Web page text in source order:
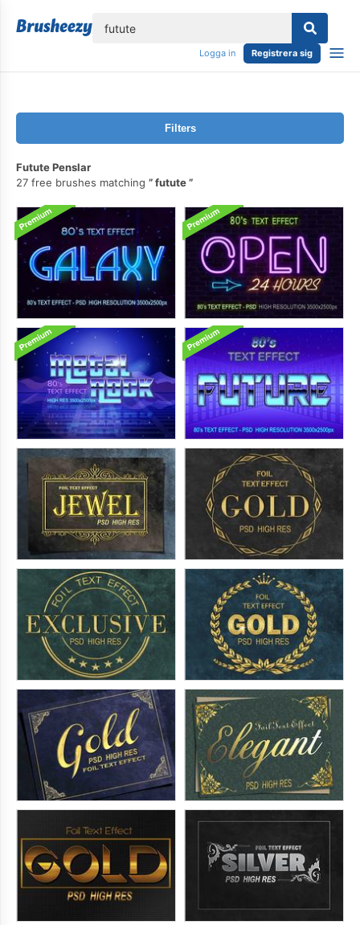
Logga in Registrera sig
Filters
Futute Penslar
27 free brushes matching
futute